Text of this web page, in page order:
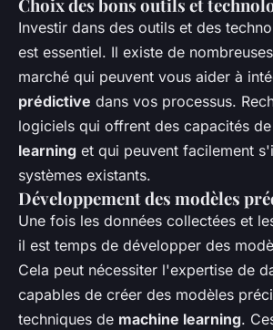
Choix des bons outils et
Investir dans des outils et des
est essentiel. Il existe de
marché qui peuvent vous aider à
prédictive dans vos processus.
logiciels qui offrent des capacités de
learning et qui peuvent facilement
systèmes existants.
Développement des modèles
Une fois les données collectées et
il est temps de développer des
Cela peut nécessiter l'expertise de
capables de créer des modèles
techniques de machine learning.